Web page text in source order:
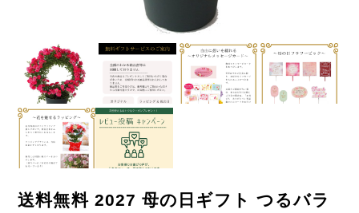
送料無料 2027 母の日ギフト つるバラ